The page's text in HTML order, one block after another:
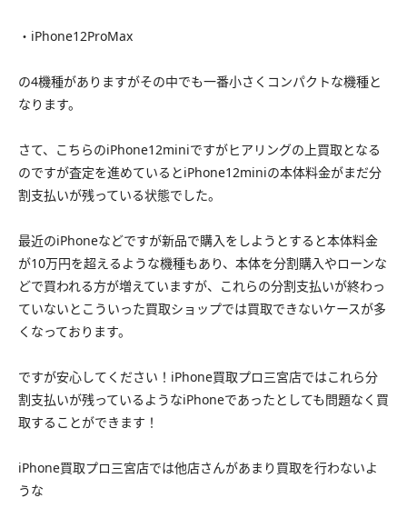
・iPhone12ProMax
の4機種がありますがその中でも一番小さくコンパクトな機種と
なります。
さて、こちらのiPhone12miniですがヒアリングの上買取となる
のですが査定を進めているとiPhone12miniの本体料金がまだ分
割支払いが残っている状態でした。
最近のiPhoneなどですが新品で購入をしようとすると本体料金
が10万円を超えるような機種もあり、本体を分割購入やローンな
どで買われる方が増えていますが、これらの分割支払いが終わっ
ていないとこういった買取ショップでは買取できないケースが多
くなっております。
ですが安心してください！iPhone買取プロ三宮店ではこれら分
割支払いが残っているようなiPhoneであったとしても問題なく買
取することができます！
iPhone買取プロ三宮店では他店さんがあまり買取を行わないよ
うな